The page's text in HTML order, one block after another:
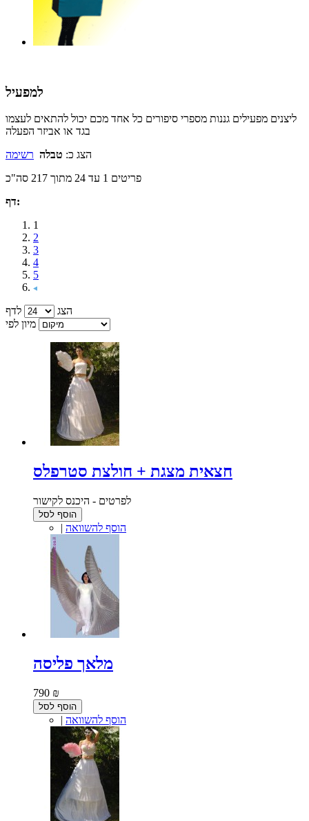
למפעיל
ליצנים מפעילים גננות מספרי סיפורים כל אחד מכם יכול להתאים לעצמו
בגד או אביזר הפעלה
הצג כ: טבלה רשימה
פריטים 1 עד 24 מתוך 217 סה"כ
דף:
1
2
3
4
5
הצג
לדף
מיון לפי
חצאית מצגת + חולצת סטרפלס
לפרטים - היכנס לקישור
הוסף לסל
| הוסף להשוואה
מלאך פליסה
790 ₪
הוסף לסל
| הוסף להשוואה